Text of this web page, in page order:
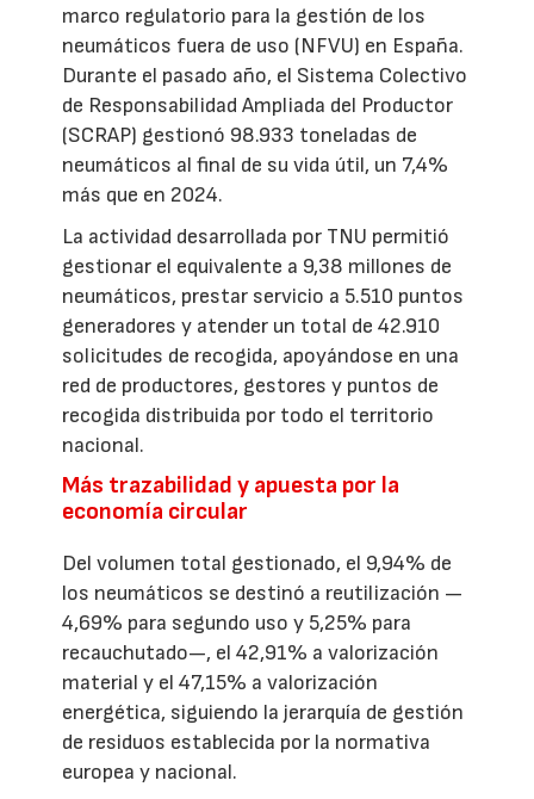
marco regulatorio para la gestión de los
neumáticos fuera de uso (NFVU) en España.
Durante el pasado año, el Sistema Colectivo
de Responsabilidad Ampliada del Productor
(SCRAP) gestionó 98.933 toneladas de
neumáticos al final de su vida útil, un 7,4%
más que en 2024.
La actividad desarrollada por TNU permitió
gestionar el equivalente a 9,38 millones de
neumáticos, prestar servicio a 5.510 puntos
generadores y atender un total de 42.910
solicitudes de recogida, apoyándose en una
red de productores, gestores y puntos de
recogida distribuida por todo el territorio
nacional.
Más trazabilidad y apuesta por la
economía circular
Del volumen total gestionado, el 9,94% de
los neumáticos se destinó a reutilización —
4,69% para segundo uso y 5,25% para
recauchutado—, el 42,91% a valorización
material y el 47,15% a valorización
energética, siguiendo la jerarquía de gestión
de residuos establecida por la normativa
europea y nacional.